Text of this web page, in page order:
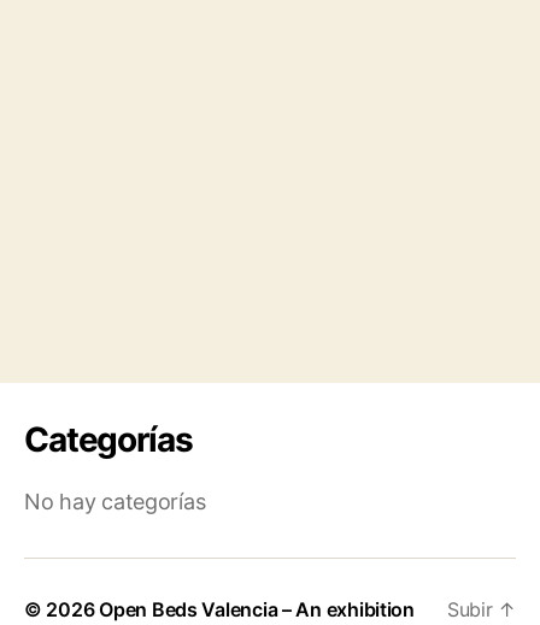
Categorías
No hay categorías
© 2026Open Beds Valencia – An exhibition Subir ↑